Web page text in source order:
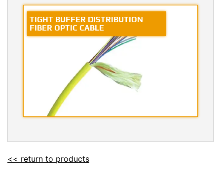
TIGHT BUFFER DISTRIBUTION
FIBER OPTIC CABLE
<< return to products